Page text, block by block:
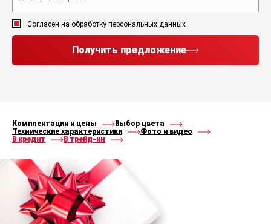
Согласен на обработку персональных данных
Получить предложение
Комплектации и цены
Выбор цвета
Технические характеристики
Фото и видео
В кредит
В трейд-ин